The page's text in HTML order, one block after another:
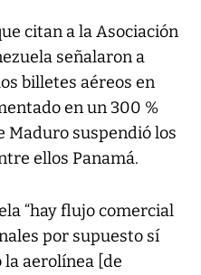
citan a la Asociación
señalaron a
billetes aéreos en
en un 300 %
Maduro suspendió los
ellos Panamá.
“hay flujo comercial
por supuesto sí
la aerolínea [de